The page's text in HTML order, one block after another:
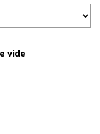
vide